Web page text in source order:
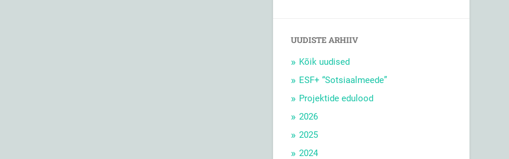
UUDISTE ARHIIV
Kõik uudised
ESF+ “Sotsiaalmeede”
Projektide edulood
2026
2025
2024